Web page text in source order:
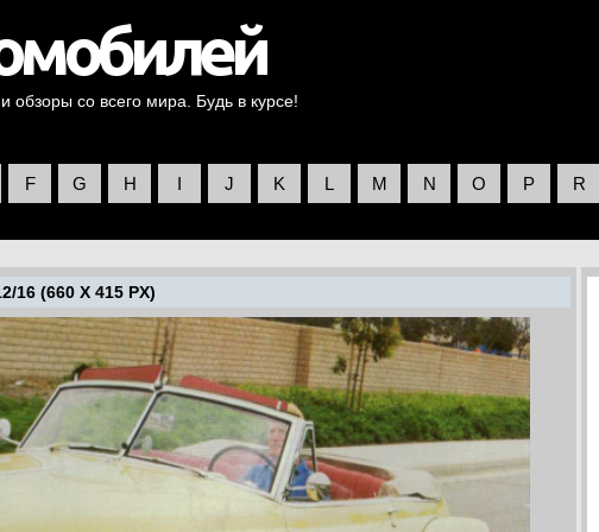
обзоры со всего мира. Будь в курсе!
F G H I J K L M N O P R
(660 X 415 PX)